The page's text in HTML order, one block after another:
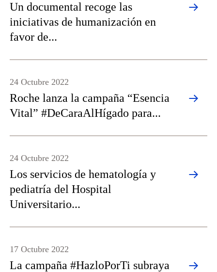
Un documental recoge las
iniciativas de humanización en
favor de...
Roche lanza la campaña “Esencia
Vital” #DeCaraAlHígado para...
24 Octubre 2022
Los servicios de hematología y
pediatría del Hospital
Universitario...
24 Octubre 2022
La campaña #HazloPorTi subraya
17 Octubre 2022